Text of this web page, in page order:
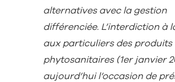
alternatives avec la gestion
différenciée. L’interdiction à
aux particuliers des produits
phytosanitaires (1er janvier
aujourd’hui l’occasion de